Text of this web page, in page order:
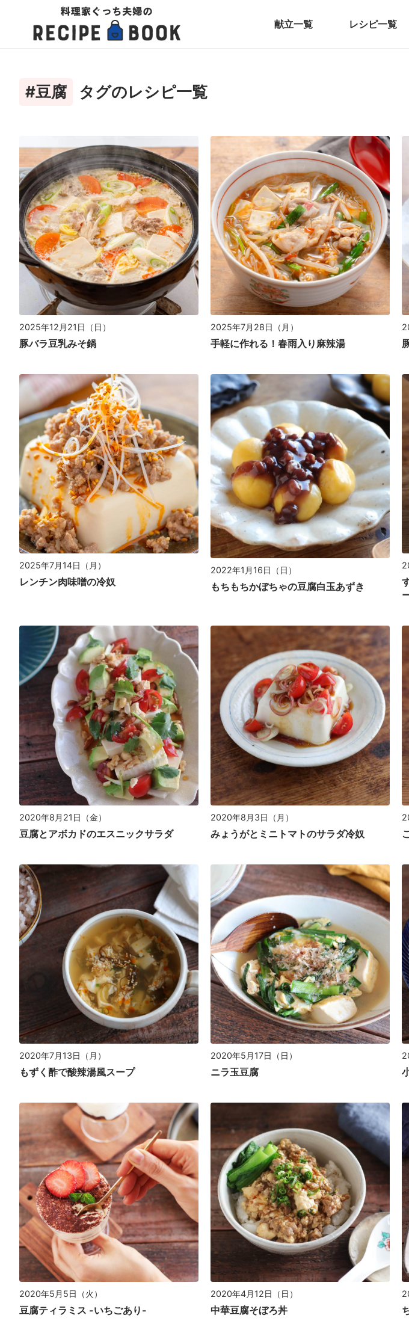
献立一覧 レシピ一覧
#豆腐 タグのレシピ一覧
2025年12月21日（日）
豚バラ豆乳みそ鍋
2025年7月28日（月）
手軽に作れる！春雨入り麻辣湯
2025年7月14日（月）
レンチン肉味噌の冷奴
2022年1月16日（日）
もちもちかぼちゃの豆腐白玉あずき
2020年8月21日（金）
豆腐とアボカドのエスニックサラダ
2020年8月3日（月）
みょうがとミニトマトのサラダ冷奴
2020年7月13日（月）
もずく酢で酸辣湯風スープ
2020年5月17日（日）
ニラ玉豆腐
2020年5月5日（火）
豆腐ティラミス -いちごあり-
2020年4月12日（日）
中華豆腐そぼろ丼